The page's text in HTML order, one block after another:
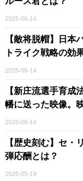
2025-06-14
【敵将脱帽】日本
トライク戦略の効
2025-06-14
【新庄流選手育成
幡に送った映像。
2025-06-14
【歴史刻む】セ・
弾応酬とは？
2025-05-19